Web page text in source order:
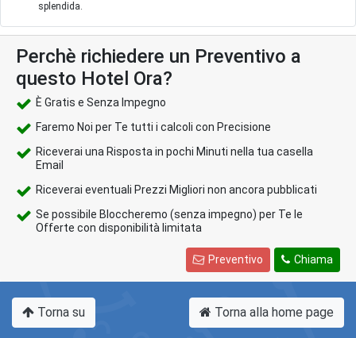
splendida.
Perchè richiedere un Preventivo a
questo Hotel Ora?
È Gratis e Senza Impegno
Faremo Noi per Te tutti i calcoli con Precisione
Riceverai una Risposta in pochi Minuti nella tua casella
Email
Riceverai eventuali Prezzi Migliori non ancora pubblicati
Se possibile Bloccheremo (senza impegno) per Te le
Offerte con disponibilità limitata
Chiama
Preventivo
Torna su Torna alla home page